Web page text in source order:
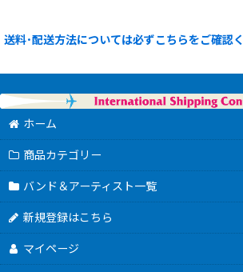
送料･配送方法については必ずこちらをご確認く
ホーム
商品カテゴリー
バンド＆アーティスト一覧
新規登録はこちら
マイページ